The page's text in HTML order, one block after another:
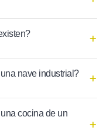
nave industrial?
cocina de un